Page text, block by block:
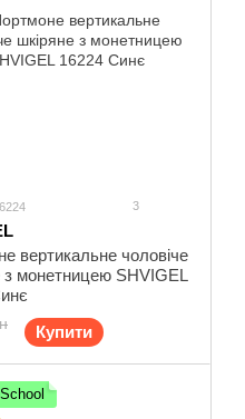
3
вертикальне чоловіче
з монетницею SHVIGEL
Купити